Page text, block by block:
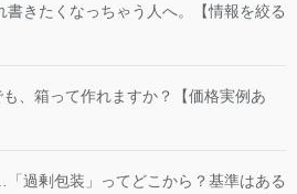
書きたくなっちゃう人へ。【情報を絞る
、箱って作れますか？【価格実例あ
過剰包装」ってどこから？基準はある